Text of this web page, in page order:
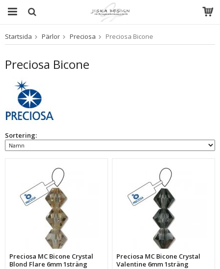
Produkten har blivit tillagd i varukorgen
Startsida Pärlor Preciosa Preciosa Bicone
Preciosa Bicone
Sortering:
Preciosa MC Bicone Crystal
Blond Flare 6mm 1sträng
Preciosa MC Bicone Crystal
Valentine 6mm 1sträng